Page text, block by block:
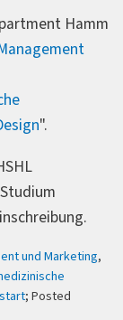
Hamm
".
und Marketing,
; Posted